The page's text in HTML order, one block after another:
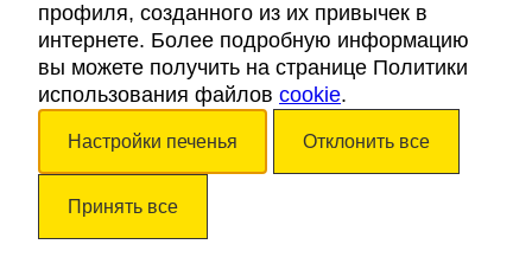
Cookies
Доступность
Авторские права © 2026. Каталонский Туристический Совет. Все права
профиля, созданного из их привычек в
интернете. Более подробную информацию
вы можете получить на странице Политики
использования файлов cookie.
Настройки печенья Отклонить все
Принять все